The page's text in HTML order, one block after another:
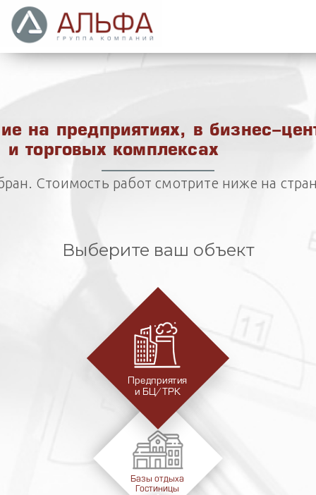
на предприятиях, в бизнес-
и торговых комплексах
Стоимость работ смотрите ниже на
Выберите ваш объект
Предприятия
и БЦ/ТРК
Базы отдыха
Гостиницы